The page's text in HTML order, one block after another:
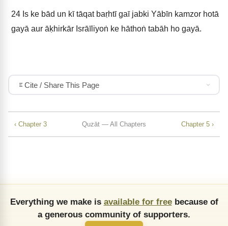
24 Is ke bād un kī tāqat baṛhtī gaī jabki Yābīn kamzor hotā
gayā aur āḳhirkār Isrāīliyoṅ ke hāthoṅ tabāh ho gayā.
Cite / Share This Page
‹ Chapter 3 Quzāt — All Chapters Chapter 5 ›
Everything we make is available for freebecause of
a generous community of supporters.